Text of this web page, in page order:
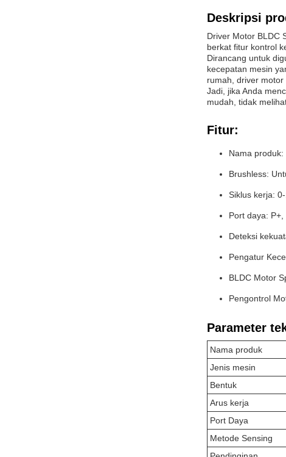
Deskripsi
Driver Motor BLDC
berkat fitur kontrol
Dirancang untuk
kecepatan mesin
rumah, driver motor
Jadi, jika Anda
mudah, tidak
Fitur:
Nama
Brushless:
Siklus kerja:
Port daya: P+,
Deteksi
Pengatur
BLDC Motor
Pengontrol
Parameter
Nama produk
Jenis mesin
Bentuk
Arus kerja
Port Daya
Metode Sensing